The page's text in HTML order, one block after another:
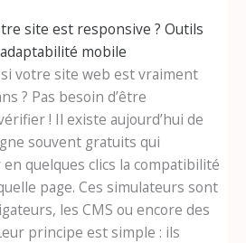
site est responsive ? Outils
mobile
votre site web est vraiment
? Pas besoin d’être
! Il existe aujourd’hui de
souvent gratuits qui
quelques clics la compatibilité
page. Ces simulateurs sont
les CMS ou encore des
principe est simple : ils